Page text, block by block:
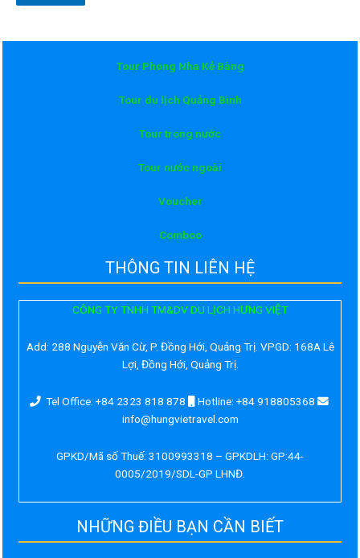
Tour Phong Nha Kẻ Bàng
Tour du lịch Quảng Bình
Tour trong nước
Tour nước ngoài
Voucher
Comboo
THÔNG TIN LIÊN HỆ
CÔNG TY TNHH TM&DV DU LỊCH HƯNG VIỆT
Add: 288 Nguyễn Văn Cừ, P. Đồng Hới, Quảng Trị. VPGD: 168A Lê
Lợi, Đồng Hới, Quảng Trị.
Tel Office: +84 2323 818 878
Hotline: +84 918805368
info@hungvietravel.com
GPKD/Mã số Thuế: 3100993318 – GPKDLH: GP:44-
0005/2019/SDL-GP LHNĐ.
NHỮNG ĐIỀU BẠN CẦN BIẾT